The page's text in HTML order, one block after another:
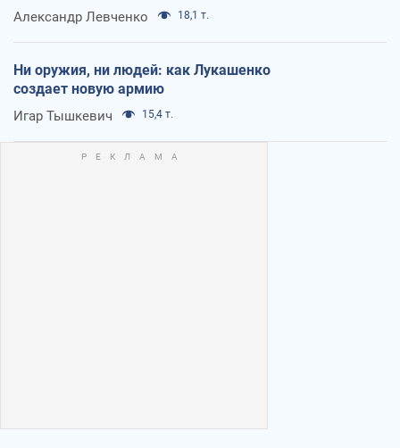
Александр Левченко 18,1 т.
Ни оружия, ни людей: как Лукашенко
создает новую армию
Игар Тышкевич 15,4 т.